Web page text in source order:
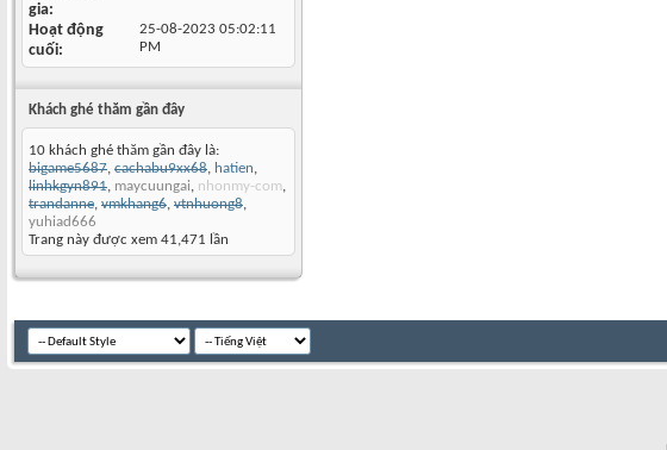
gia
Hoạt động
cuối
25-08-2023 05:02:11
PM
Khách ghé thăm gần đây
10 khách ghé thăm gần đây là:
bigame5687, cachabu9xx68, hatien,
linhkgyn891, maycuungai, nhonmy-com,
trandanne, vmkhang6, vtnhuong8,
yuhiad666
Trang này được xem 41,471 lần